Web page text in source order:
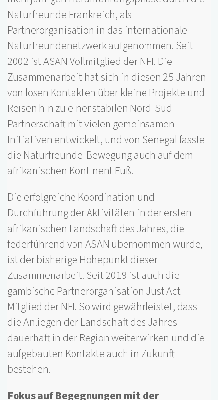
Naturfreunde Frankreich, als
Partnerorganisation in das internationale
Naturfreundenetzwerk aufgenommen. Seit
2002 ist ASAN Vollmitglied der NFI. Die
Zusammenarbeit hat sich in diesen 25 Jahren
von losen Kontakten über kleine Projekte und
Reisen hin zu einer stabilen Nord-Süd-
Partnerschaft mit vielen gemeinsamen
Initiativen entwickelt, und von Senegal fasste
die Naturfreunde-Bewegung auch auf dem
afrikanischen Kontinent Fuß.
Die erfolgreiche Koordination und
Durchführung der Aktivitäten in der ersten
afrikanischen Landschaft des Jahres, die
federführend von ASAN übernommen wurde,
ist der bisherige Höhepunkt dieser
Zusammenarbeit. Seit 2019 ist auch die
gambische Partnerorganisation Just Act
Mitglied der NFI. So wird gewährleistet, dass
die Anliegen der Landschaft des Jahres
dauerhaft in der Region weiterwirken und die
aufgebauten Kontakte auch in Zukunft
bestehen.
Fokus auf Begegnungen mit der